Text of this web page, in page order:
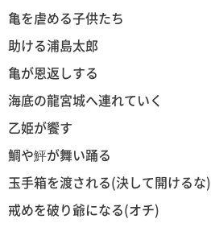
亀を虐める子供たち
助ける浦島太郎
亀が恩返しする
海底の龍宮城へ連れていく
乙姫が饗す
鯛や鮃が舞い踊る
玉手箱を渡される(決して開けるな)
戒めを破り爺になる(オチ)